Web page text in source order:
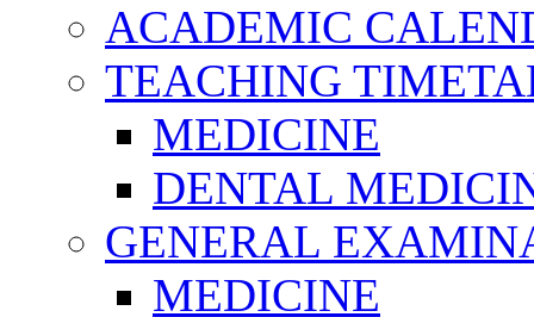
ACADEMIC
TEACHING
MEDICINE
DENTAL
GENERAL
MEDICINE